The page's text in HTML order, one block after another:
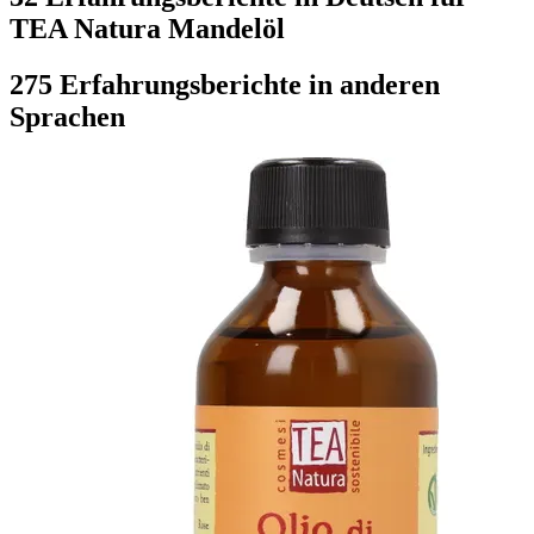
TEA Natura Mandelöl
275 Erfahrungsberichte in anderen
Sprachen